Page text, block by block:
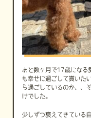
あと数ヶ月で17歳になる
も幸せに過ごして貰いた
ら過ごしているのか、、
けでした。
少しずつ衰えてきている